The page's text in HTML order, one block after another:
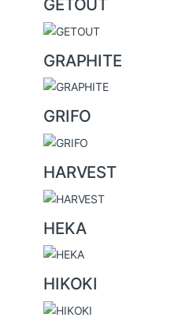
GETOUT
GRAPHITE
GRIFO
HARVEST
HEKA
HIKOKI